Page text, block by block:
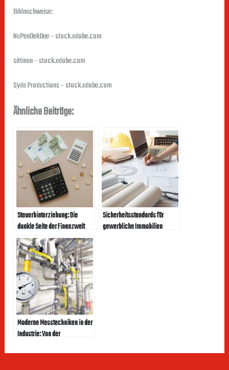
Bildnachweise:
NuPenDekDee– stock.adobe.com
sittinan– stock.adobe.com
Syda Productions– stock.adobe.com
Ähnliche Beiträge:
Steuerhinterziehung: Die
dunkle Seite der Finanzwelt
und ihre Konsequenzen
Sicherheitsstandards für
gewerbliche Immobilien
Moderne Messtechniken in der
Industrie: Von der
Volumenbestimmung